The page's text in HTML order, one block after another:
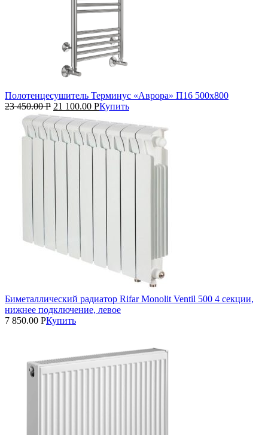
Полотенцесушитель Терминус «Аврора» П16 500х800
23 450.00Р 21 100.00 РКупить
Биметаллический радиатор Rifar Monolit Ventil 500 4 секции,
нижнее подключение, левое
7 850.00 РКупить